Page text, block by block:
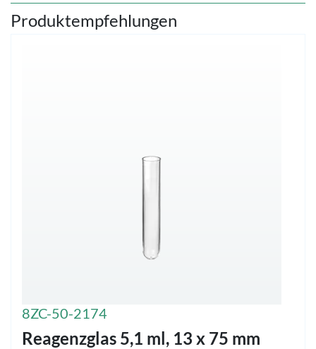
Produktempfehlungen
8ZC-50-2174
Reagenzglas 5,1 ml, 13 x 75 mm